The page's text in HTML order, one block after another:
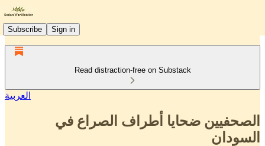
Subscribe Sign in
Read distraction-free on Substack
العربية
الصحفيين ضحايا أطراف الصراع في
السودان